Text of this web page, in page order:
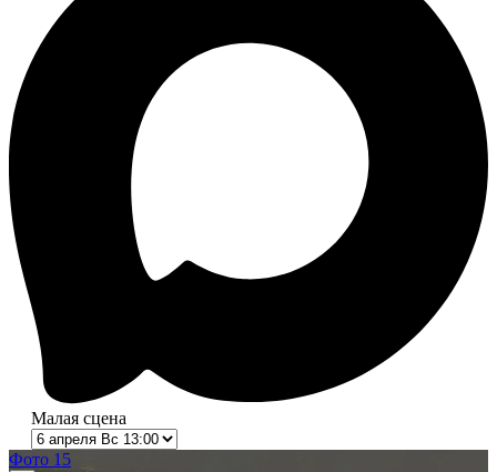
Малая сцена
Фото 15